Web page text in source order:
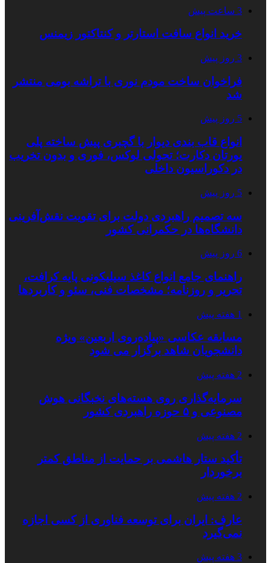
3 ساعت پیش
خرید انواع سافت استارتر و کنتاکتور زیمنس
3 روز پیش
فراخوان ساخت مودم نوری با تراشه بومی منتشر
شد
5 روز پیش
انواع قاب بندی دیوار با گچبری پیش ساخته پلی
یورتان دکارت؛ تحولی لوکس، فوری و بدون تخریب
در دکوراسیون داخلی
5 روز پیش
سه تصمیم راهبردی دولت برای تقویت نقش‌آفرینی
دانشگاه‌ها در حکمرانی کشور
6 روز پیش
راهنمای جامع انواع کاغذ سیلیکونی پایه کرافت،
تحریر و روزنامه؛ مشخصات فنی، سئو و کاربردها
1 هفته پیش
مسابقه عکاسی «پیاده‌روی اربعین» ویژه
دانشجویان شاهد برگزار می شود
2 هفته پیش
سرمایه‌گذاری روی هسته‌های نخبگانی هوش
مصنوعی و ۵ حوزه راهبردی کشور
2 هفته پیش
تأکید ستار هاشمی بر حمایت از مناطق کمتر
برخوردار
2 هفته پیش
عارف: ایران برای توسعه فناوری از کسی اجازه
نمی‌گیرد
3 هفته پیش